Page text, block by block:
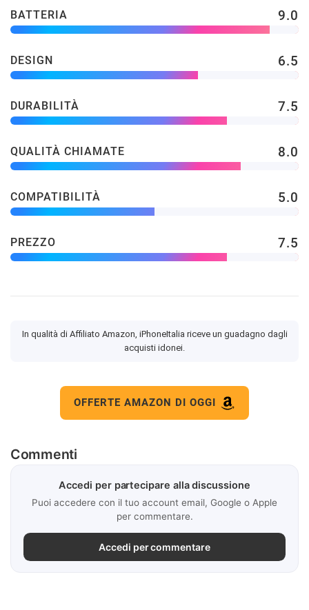
BATTERIA 9.0
DESIGN 6.5
DURABILITÀ 7.5
QUALITÀ CHIAMATE 8.0
COMPATIBILITÀ 5.0
PREZZO 7.5
In qualità di Affiliato Amazon, iPhoneItalia riceve un guadagno dagli
acquisti idonei.
OFFERTE AMAZON DI OGGI
Commenti
Accedi per partecipare alla discussione
Puoi accedere con il tuo account email, Google o Apple
per commentare.
Accedi per commentare